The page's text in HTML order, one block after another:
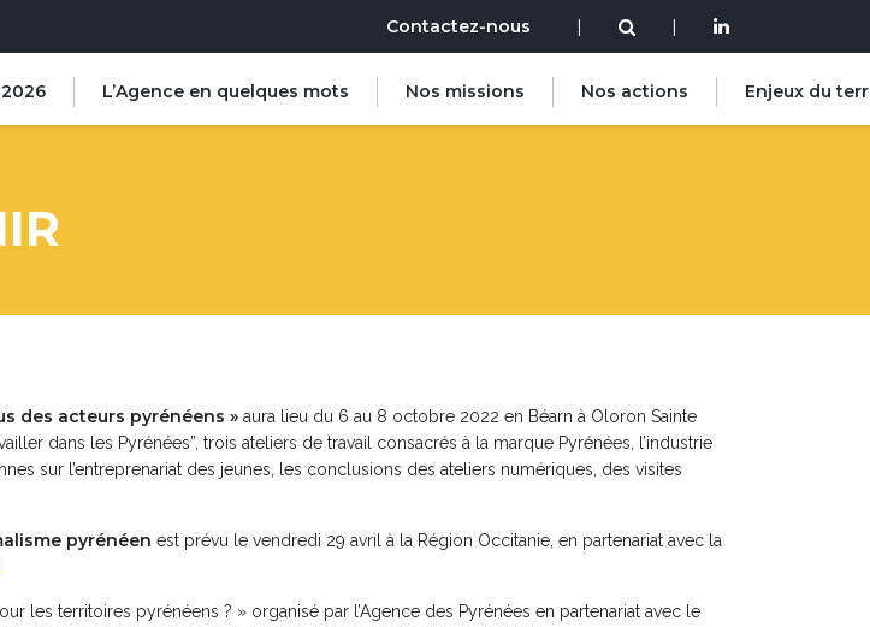
Contactez-nous | |
L’Agence en quelques mots Nos missions Nos actions Enjeux du
des acteurs pyrénéens » aura lieu du 6 au 8 octobre 2022 en Béarn à Oloron Sainte
dans les Pyrénées”, trois ateliers de travail consacrés à la marque Pyrénées, l’industrie
sur l’entreprenariat des jeunes, les conclusions des ateliers numériques, des visites
pyrénéen est prévu le vendredi 29 avril à la Région Occitanie, en partenariat avec la
les territoires pyrénéens ? » organisé par l’Agence des Pyrénées en partenariat avec le